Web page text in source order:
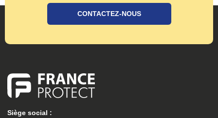
CONTACTEZ-NOUS
Siège social :